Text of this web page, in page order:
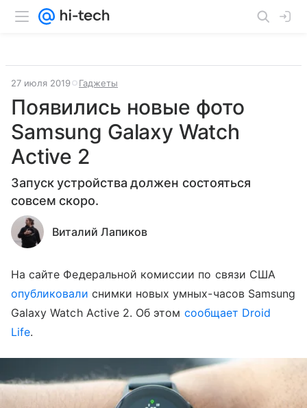
27 июля 2019 Гаджеты
Появились новые фото
Samsung Galaxy Watch
Active 2
Запуск устройства должен состояться
совсем скоро.
Виталий Лапиков
На сайте Федеральной комиссии по связи США
опубликовали снимки новых умных-часов Samsung
Galaxy Watch Active 2. Об этом сообщает Droid
Life.